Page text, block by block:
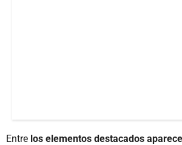
Entre los elementos destacados